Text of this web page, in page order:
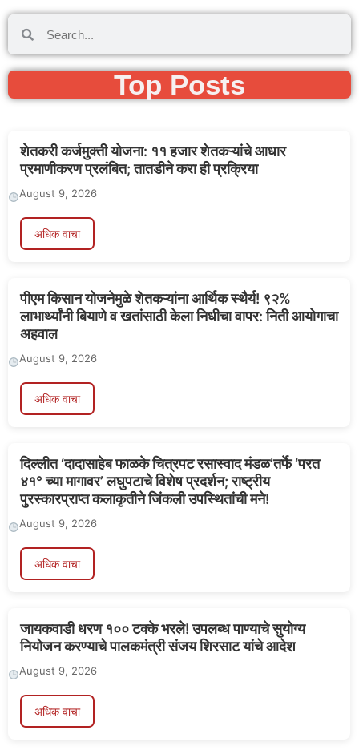
Top Posts
शेतकरी कर्जमुक्ती योजना: ११ हजार शेतकऱ्यांचे आधार
प्रमाणीकरण प्रलंबित; तातडीने करा ही प्रक्रिया
August 9, 2026
अधिक वाचा
पीएम किसान योजनेमुळे शेतकऱ्यांना आर्थिक स्थैर्य! ९२%
लाभार्थ्यांनी बियाणे व खतांसाठी केला निधीचा वापर: निती आयोगाचा
अहवाल
August 9, 2026
अधिक वाचा
दिल्लीत ‘दादासाहेब फाळके चित्रपट रसास्वाद मंडळ’तर्फे ‘परत
४१° च्या मागावर’ लघुपटाचे विशेष प्रदर्शन; राष्ट्रीय
पुरस्कारप्राप्त कलाकृतीने जिंकली उपस्थितांची मने!
August 9, 2026
अधिक वाचा
जायकवाडी धरण १०० टक्के भरले! उपलब्ध पाण्याचे सुयोग्य
नियोजन करण्याचे पालकमंत्री संजय शिरसाट यांचे आदेश
August 9, 2026
अधिक वाचा